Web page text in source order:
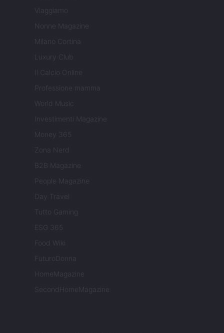
Viaggiamo
Nonne Magazine
Milano Cortina
Luxury Club
Il Calcio Online
Professione mamma
World Music
Investimenti Magazine
Money 365
Zona Nerd
B2B Magazine
People Magazine
Day Travel
Tutto Gaming
ESG 365
Food Wiki
FuturoDonna
HomeMagazine
SecondHomeMagazine